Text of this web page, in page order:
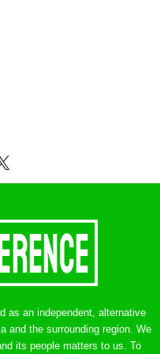
as an independent, alternative
and the surrounding region. We
its people matters to us. To